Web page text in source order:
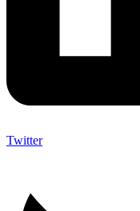
Twitter